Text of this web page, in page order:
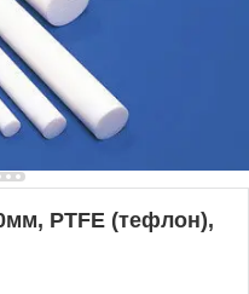
PTFE (тефлон),